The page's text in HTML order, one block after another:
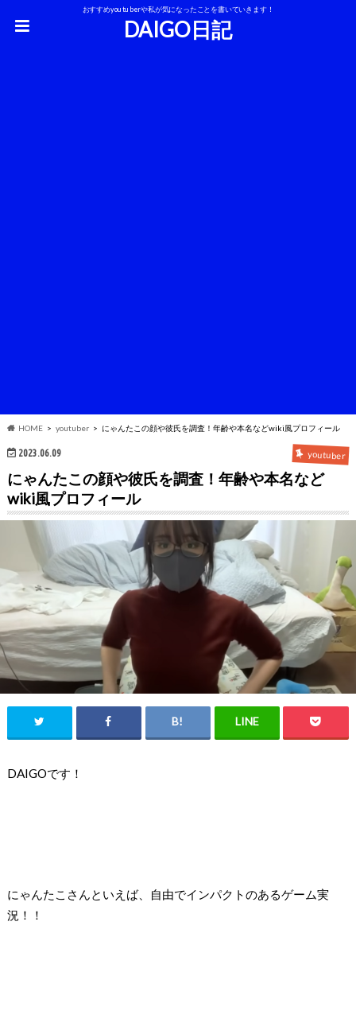
おすすめyoutuberや私が気になったことを書いていきます！
DAIGO日記
HOME youtuber にゃんたこの顔や彼氏を調査！年齢や本名などwiki風プロフィール
2023.06.09 youtuber
にゃんたこの顔や彼氏を調査！年齢や本名など
wiki風プロフィール
DAIGOです！
にゃんたこさんといえば、自由でインパクトのあるゲーム実
況！！